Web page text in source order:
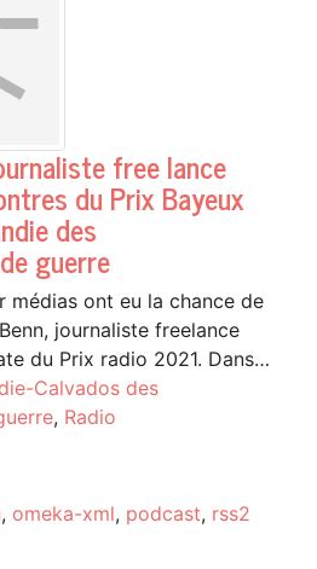
free lance
du Prix Bayeux
des
guerre
médias ont eu la chance de
journaliste freelance
du Prix radio 2021. Dans…
Calvados des
, Radio
, omeka-xml, podcast, rss2